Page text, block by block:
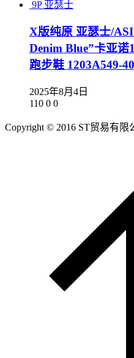
9P 亚瑟士
X版纯原 亚瑟士/
Denim Blue”卡亚
跑步鞋 1203A549-
2025年8月4日
110 0 0
Copyright © 2016 ST贸易有限